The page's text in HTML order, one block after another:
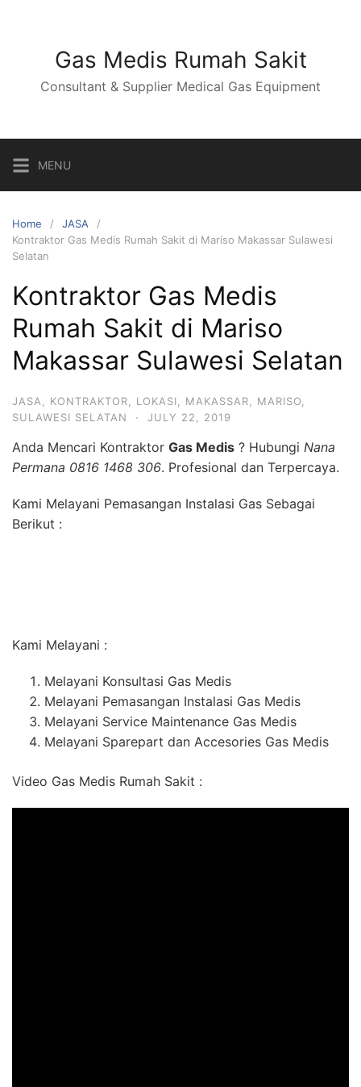
Gas Medis Rumah Sakit
Consultant & Supplier Medical Gas Equipment
MENU
Home
JASA
Kontraktor Gas Medis Rumah Sakit di Mariso Makassar Sulawesi
Selatan
Kontraktor Gas Medis
Rumah Sakit di Mariso
Makassar Sulawesi Selatan
JASA KONTRAKTOR LOKASI MAKASSAR MARISO
SULAWESI SELATAN
· JULY 22, 2019
Anda Mencari Kontraktor Gas Medis ? Hubungi Nana
Permana 0816 1468 306. Profesional dan Terpercaya.
Kami Melayani Pemasangan Instalasi Gas Sebagai
Berikut :
Kami Melayani :
Melayani Konsultasi Gas Medis
Melayani Pemasangan Instalasi Gas Medis
Melayani Service Maintenance Gas Medis
Melayani Sparepart dan Accesories Gas Medis
Video Gas Medis Rumah Sakit :